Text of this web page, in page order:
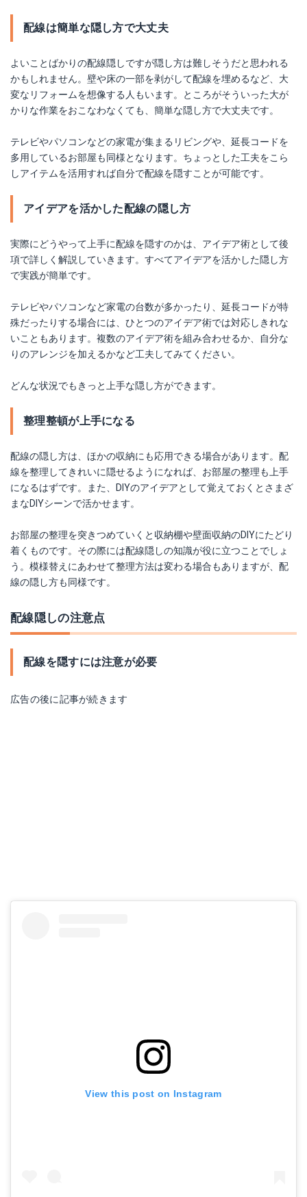
配線は簡単な隠し方で大丈夫
よいことばかりの配線隠しですが隠し方は難しそうだと思われる
かもしれません。壁や床の一部を剥がして配線を埋めるなど、大
変なリフォームを想像する人もいます。ところがそういった大が
かりな作業をおこなわなくても、簡単な隠し方で大丈夫です。
テレビやパソコンなどの家電が集まるリビングや、延長コードを
多用しているお部屋も同様となります。ちょっとした工夫をこら
しアイテムを活用すれば自分で配線を隠すことが可能です。
アイデアを活かした配線の隠し方
実際にどうやって上手に配線を隠すのかは、アイデア術として後
項で詳しく解説していきます。すべてアイデアを活かした隠し方
で実践が簡単です。
テレビやパソコンなど家電の台数が多かったり、延長コードが特
殊だったりする場合には、ひとつのアイデア術では対応しきれな
いこともあります。複数のアイデア術を組み合わせるか、自分な
りのアレンジを加えるかなど工夫してみてください。
どんな状況でもきっと上手な隠し方ができます。
整理整頓が上手になる
配線の隠し方は、ほかの収納にも応用できる場合があります。配
線を整理してきれいに隠せるようになれば、お部屋の整理も上手
になるはずです。また、DIYのアイデアとして覚えておくとさまざ
まなDIYシーンで活かせます。
お部屋の整理を突きつめていくと収納棚や壁面収納のDIYにたどり
着くものです。その際には配線隠しの知識が役に立つことでしょ
う。模様替えにあわせて整理方法は変わる場合もありますが、配
線の隠し方も同様です。
配線隠しの注意点
配線を隠すには注意が必要
広告の後に記事が続きます
View this post on Instagram